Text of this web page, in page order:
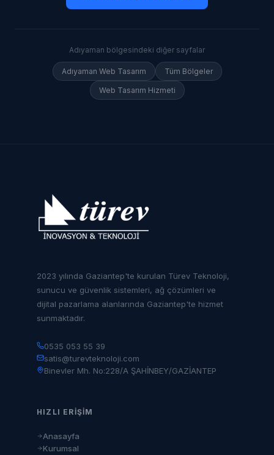
Adıyaman bölgesindeki diğer sayfalar
Adıyaman Web Tasarım Tüm Bölgeler
Web Tasarım Hizmeti
2023 yılında Gaziantep'te kurulan Türev Teknoloji,
sunucu ve güvenlik sistemleri, ağ çözümleri ve
dijital pazarlama alanlarında Gaziantep'te hizmet
sunmaktadır.
0535 053 55 39
satis@turevteknoloji.com
Binevler Mh. No:228/A ŞAHİNBEY/GAZİANTEP
HIZLI ERIŞIM
Anasayfa
Kurumsal